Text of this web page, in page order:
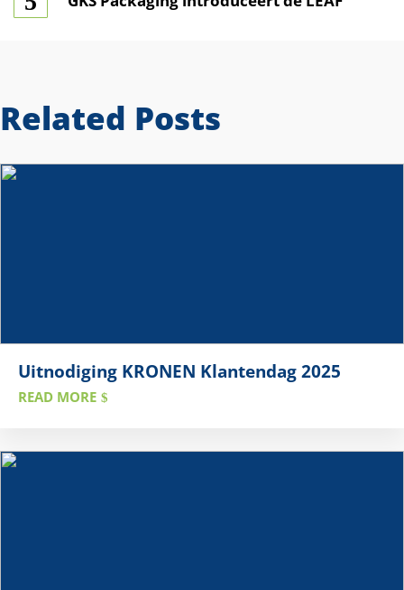
Related Posts
Uitnodiging KRONEN Klantendag 2025
READ MORE